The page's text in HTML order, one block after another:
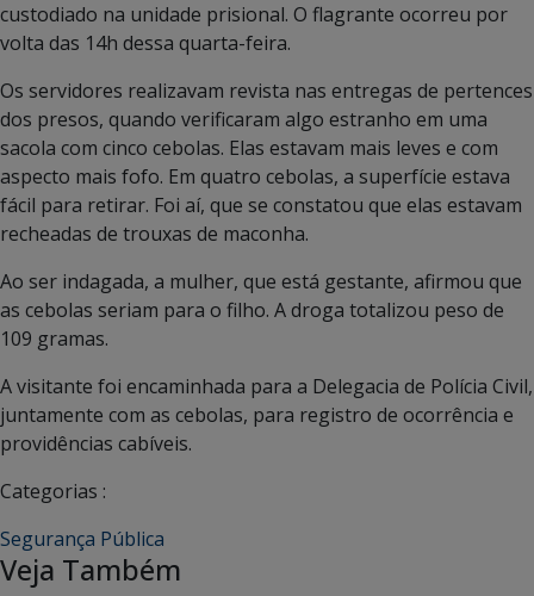
custodiado na unidade prisional. O flagrante ocorreu por
volta das 14h dessa quarta-feira.
Os servidores realizavam revista nas entregas de pertences
dos presos, quando verificaram algo estranho em uma
sacola com cinco cebolas. Elas estavam mais leves e com
aspecto mais fofo. Em quatro cebolas, a superfície estava
fácil para retirar. Foi aí, que se constatou que elas estavam
recheadas de trouxas de maconha.
Ao ser indagada, a mulher, que está gestante, afirmou que
as cebolas seriam para o filho. A droga totalizou peso de
109 gramas.
A visitante foi encaminhada para a Delegacia de Polícia Civil,
juntamente com as cebolas, para registro de ocorrência e
providências cabíveis.
Categorias :
Segurança Pública
Veja Também